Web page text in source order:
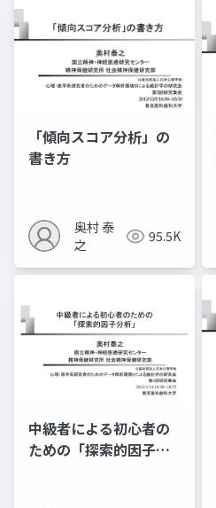
「傾向スコア分析」の
書き方
奥村 泰
之
95.5K
中級者による初心者の
ための「探索的因子分